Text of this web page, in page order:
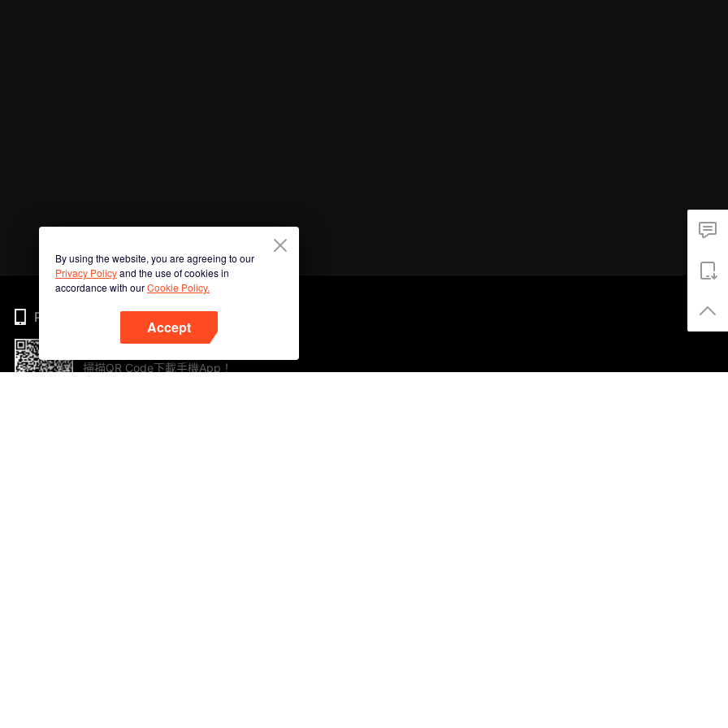
By using the website, you are agreeing to our
Privacy Policyand the use of cookies in
accordance with ourCookie Policy.
Accept
Phone
掃描QR Code下載手機App！